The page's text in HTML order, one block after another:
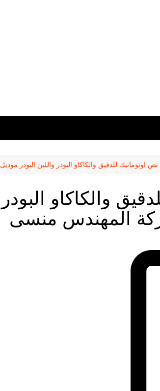
للدقيق والكاكاو البودر واللبن البودر موديل 951 ماركة المهندس منسى
والكاكاو البودر